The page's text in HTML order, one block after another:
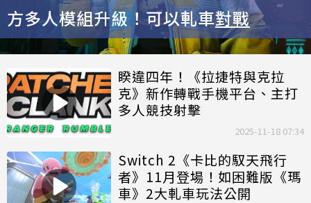
方多人模組升級！可以軋車對戰
睽違四年！《拉捷特與克拉
克》新作轉戰手機平台、主打
多人競技射擊
2025-11-18 07:34
Switch 2《卡比的馭天飛行
者》11月登場！如困難版《瑪
車》2大軋車玩法公開